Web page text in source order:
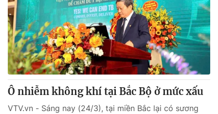
Ô nhiễm không khí tại Bắc Bộ ở mức xấu
VTV.vn - Sáng nay (24/3), tại miền Bắc lại có sương